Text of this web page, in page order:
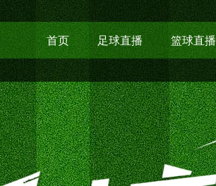
首页 足球直播 篮球直播